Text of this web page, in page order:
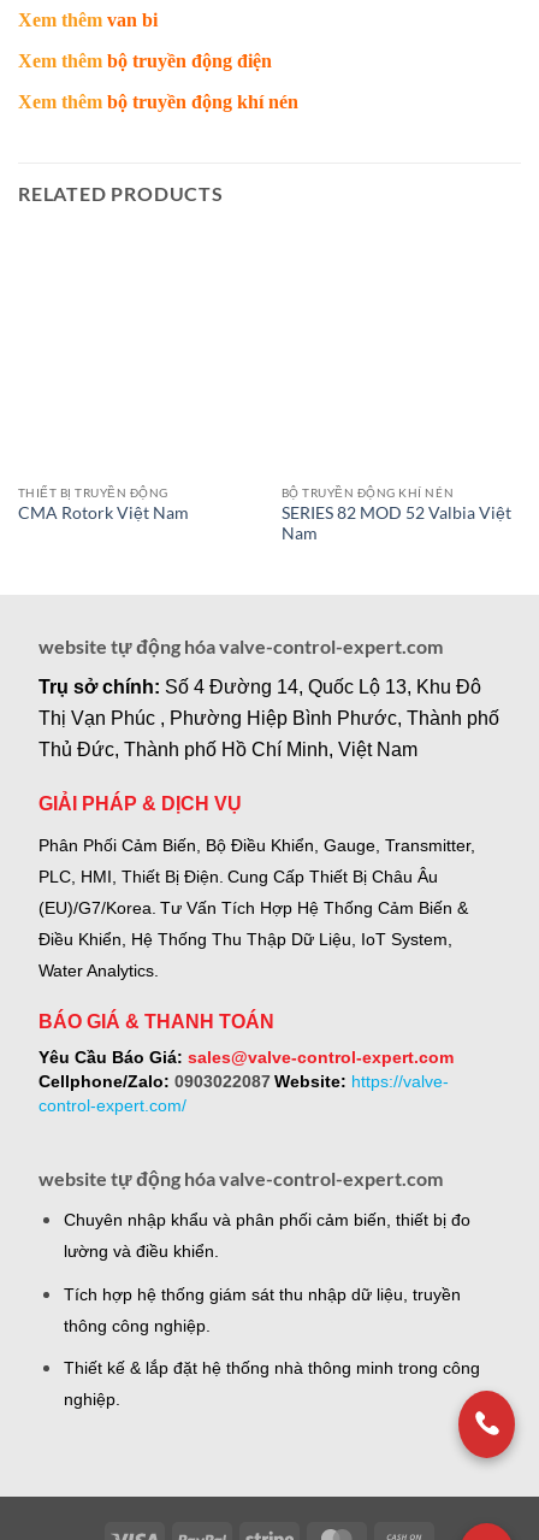
Xem thêm van bi
Xem thêm bộ truyền động điện
Xem thêm bộ truyền động khí nén
RELATED PRODUCTS
THIẾT BỊ TRUYỀN ĐỘNG
CMA Rotork Việt Nam
BỘ TRUYỀN ĐỘNG KHÍ NÉN
SERIES 82 MOD 52 Valbia Việt
Nam
website tự động hóa valve-control-expert.com
Trụ sở chính: Số 4 Đường 14, Quốc Lộ 13, Khu Đô
Thị Vạn Phúc , Phường Hiệp Bình Phước, Thành phố
Thủ Đức, Thành phố Hồ Chí Minh, Việt Nam
GIẢI PHÁP & DỊCH VỤ
Phân Phối Cảm Biến, Bộ Điều Khiển, Gauge, Transmitter,
PLC, HMI, Thiết Bị Điện. Cung Cấp Thiết Bị Châu Âu
(EU)/G7/Korea. Tư Vấn Tích Hợp Hệ Thống Cảm Biến &
Điều Khiển, Hệ Thống Thu Thập Dữ Liệu, IoT System,
Water Analytics.
BÁO GIÁ & THANH TOÁN
Yêu Cầu Báo Giá: sales@valve-control-expert.com
Cellphone/Zalo: 0903022087 Website: https://valve-
control-expert.com/
website tự động hóa valve-control-expert.com
Chuyên nhập khẩu và phân phối cảm biến, thiết bị đo
lường và điều khiển.
Tích hợp hệ thống giám sát thu nhập dữ liệu, truyền
thông công nghiệp.
Thiết kế & lắp đặt hệ thống nhà thông minh trong công
nghiệp.